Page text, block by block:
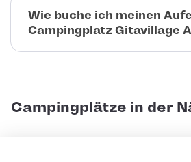
Wie buche ich meinen
Campingplatz Gitavillage
Campingplätze in der